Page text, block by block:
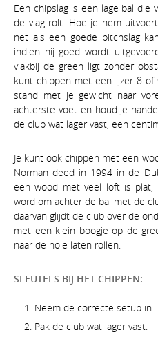
Een chipslag is een lage bal die
de vlag rolt. Hoe je hem
net als een goede pitchslag
indien hij goed wordt
vlakbij de green ligt zonder
kunt chippen met een ijzer 8
stand met je gewicht naar
achterste voet en houd je
de club wat lager vast, een
Je kunt ook chippen met een
Norman deed in 1994 in de
een wood met veel loft is plat,
word om achter de bal met de
daarvan glijdt de club over de
met een klein boogje op de
naar de hole laten rollen.
SLEUTELS BIJ HET CHIPPEN:
Neem de correcte setup in.
Pak de club wat lager vast.